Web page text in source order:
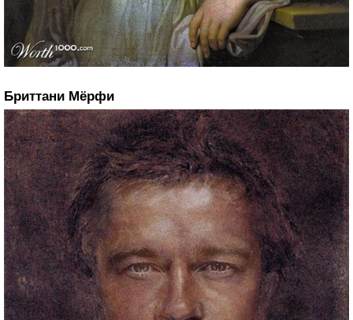
Бриттани Мёрфи